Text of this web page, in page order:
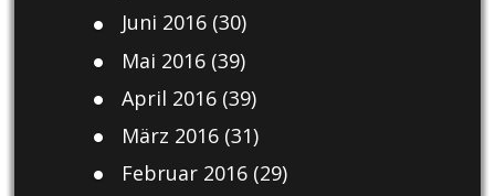
Juni 2016(30)
Mai 2016(39)
April 2016(39)
März 2016(31)
Februar 2016(29)